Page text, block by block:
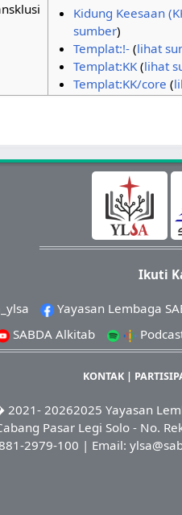
Kidung Keesaan
sumber)
Templat:!-(lihat
Templat:KK(lihat
Templat:KK/core (
Ikuti
Yayasan Lembaga
SABDA Alkitab
KONTAK|
2021-20262025 Yayasan
Pasar Legi Solo - No.
2979-100 | Email: